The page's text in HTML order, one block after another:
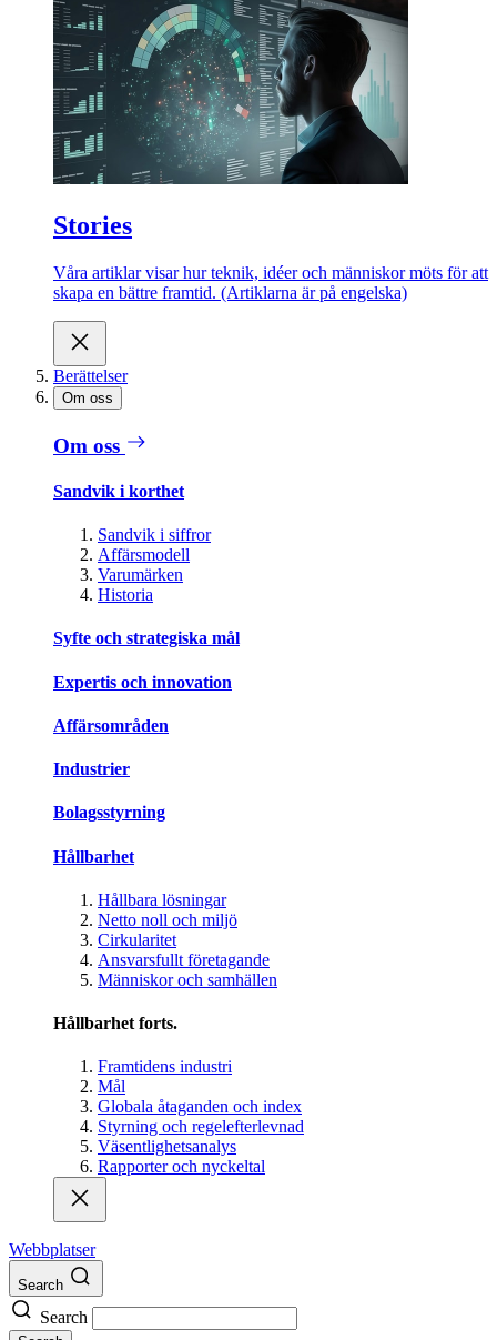
Stories
Våra artiklar visar hur teknik, idéer och människor möts för att
skapa en bättre framtid. (Artiklarna är på engelska)
Berättelser
Om oss
Om oss
Sandvik i korthet
Sandvik i siffror
Affärsmodell
Varumärken
Historia
Syfte och strategiska mål
Expertis och innovation
Affärsområden
Industrier
Bolagsstyrning
Hållbarhet
Hållbara lösningar
Netto noll och miljö
Cirkularitet
Ansvarsfullt företagande
Människor och samhällen
Hållbarhet forts.
Framtidens industri
Mål
Globala åtaganden och index
Styrning och regelefterlevnad
Väsentlighetsanalys
Rapporter och nyckeltal
Webbplatser
Search
Search